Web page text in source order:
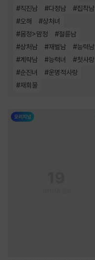
#직진남 #다정남 #집착남
#오해 #상처녀
#몸정>맘정 #절륜남
#상처남 #재벌남 #능력남
#계략남 #능력녀 #첫사랑
#순진녀 #운명적사랑
#재회물